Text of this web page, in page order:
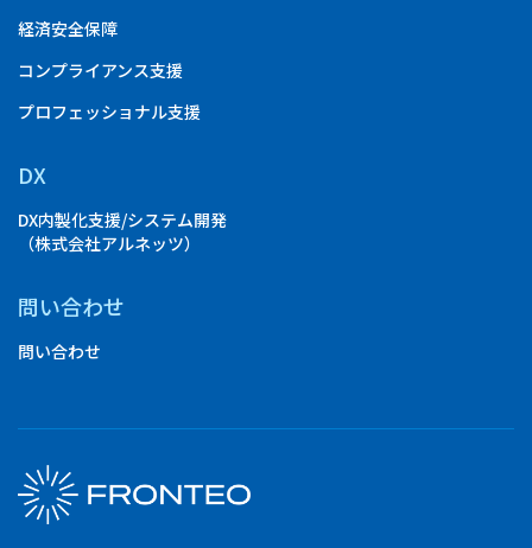
経済安全保障
コンプライアンス支援
プロフェッショナル支援
DX
DX内製化支援/システム開発
（株式会社アルネッツ）
問い合わせ
問い合わせ